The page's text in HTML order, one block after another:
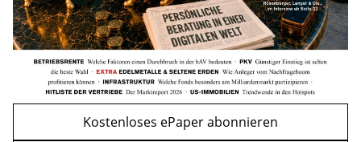
Kostenloses ePaper abonnieren